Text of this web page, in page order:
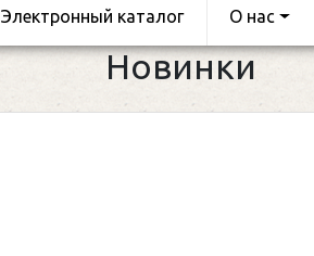
Электронный каталог О нас
Новинки